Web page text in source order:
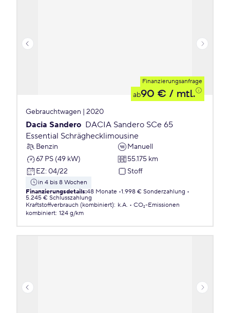
Finanzierungsanfrage
ab90 € / mtl.
Gebrauchtwagen | 2020
Dacia Sandero DACIA Sandero SCe 65
Essential Schräghecklimousine
Benzin
Manuell
67 PS (49 kW)
55.175 km
EZ: 04/22 Stoff
in 4 bis 8 Wochen
Finanzierungsdetails:48 Monate 1.998 € Sonderzahlung
5.245 € Schlusszahlung
Kraftstoffverbrauch (kombiniert): k.A.
CO₂-Emissionen
kombiniert: 124 g/km